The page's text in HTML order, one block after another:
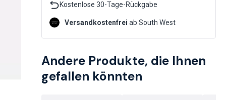
Kostenlose 30-Tage-Rückgabe
Versandkostenfrei ab South West
Andere Produkte, die Ihnen
gefallen könnten